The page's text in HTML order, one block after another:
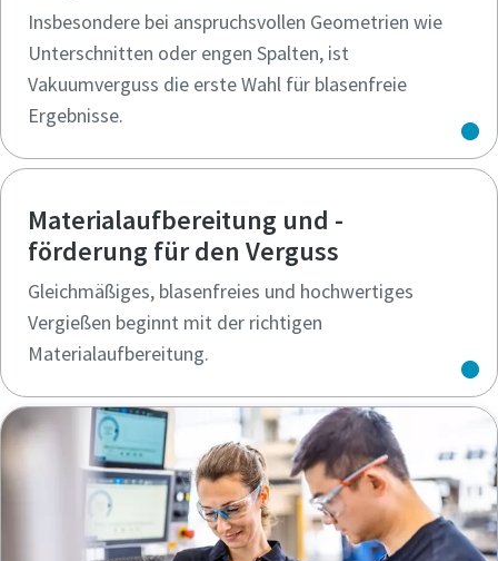
Insbesondere bei anspruchsvollen Geometrien wie
Unterschnitten oder engen Spalten, ist
Vakuumverguss die erste Wahl für blasenfreie
Ergebnisse.
Materialaufbereitung und -
förderung für den Verguss
Gleichmäßiges, blasenfreies und hochwertiges
Vergießen beginnt mit der richtigen
Materialaufbereitung.